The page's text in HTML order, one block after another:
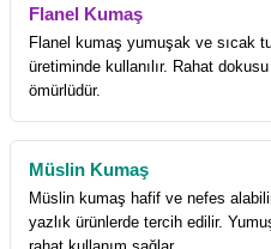
Flanel Kumaş
Flanel kumaş yumuşak ve sıcak
üretiminde kullanılır. Rahat
ömürlüdür.
Müslin Kumaş
Müslin kumaş hafif ve nefes
yazlık ürünlerde tercih edilir.